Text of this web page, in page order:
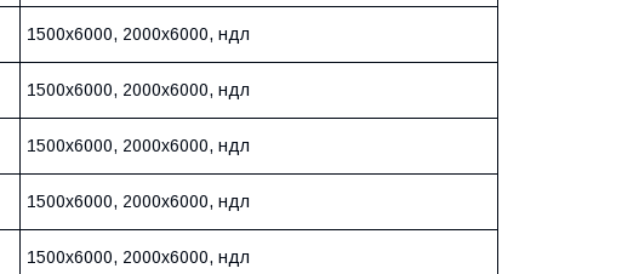
1500х6000, 2000х6000, ндл
1500х6000, 2000х6000, ндл
1500х6000, 2000х6000, ндл
1500х6000, 2000х6000, ндл
1500х6000, 2000х6000, ндл